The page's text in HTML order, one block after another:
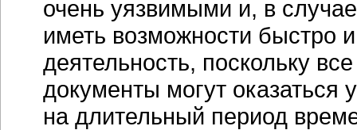
очень уязвимыми и, в
иметь возможности быстро
деятельность, поскольку
документы могут
на длительный период